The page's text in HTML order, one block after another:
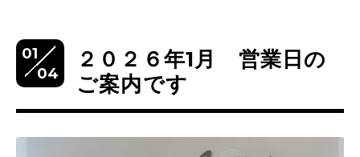
01
04
２０２６年1月 営業日の
ご案内です